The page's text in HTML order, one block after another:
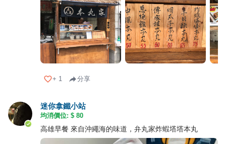
+ 1 分享
迷你拿鐵小站
均消價位: $ 80
高雄早餐 來自沖繩海的味道，弁丸家炸蝦塔塔本丸